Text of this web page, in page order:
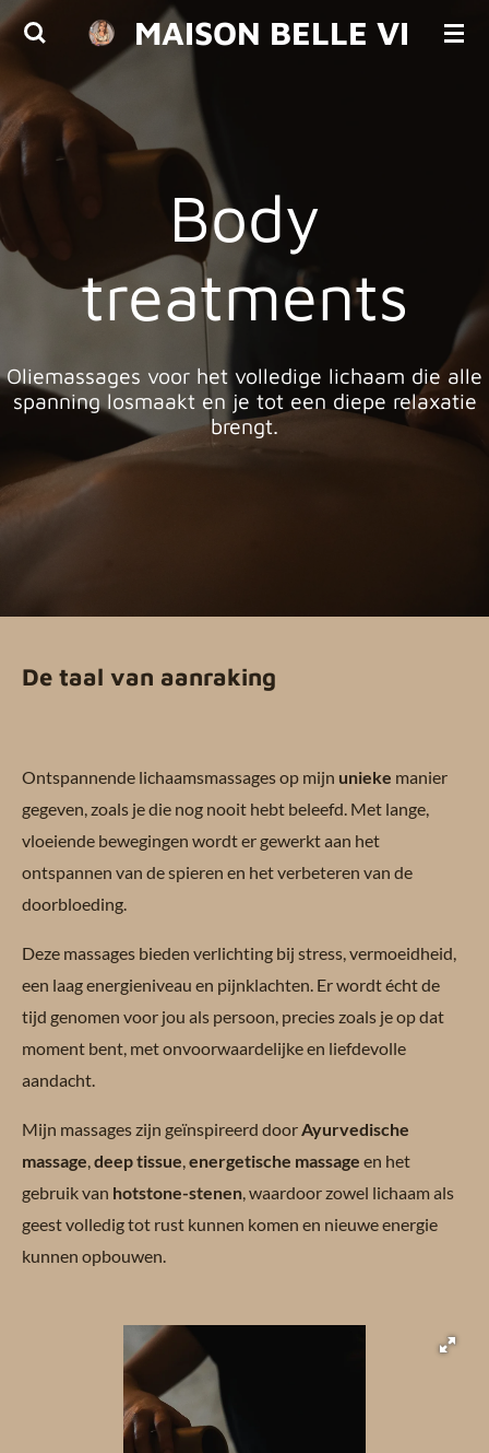
Ga
de
hoofdinhoud
MAISON BELLE VI
Body
treatments
Oliemassages voor het volledige lichaam die alle
spanning losmaakt en je tot een diepe relaxatie
brengt.
De taal van aanraking
Ontspannende lichaamsmassages op mijn unieke manier
gegeven, zoals je die nog nooit hebt beleefd. Met lange,
vloeiende bewegingen wordt er gewerkt aan het
ontspannen van de spieren en het verbeteren van de
doorbloeding.
Deze massages bieden verlichting bij stress, vermoeidheid,
een laag energieniveau en pijnklachten. Er wordt écht de
tijd genomen voor jou als persoon, precies zoals je op dat
moment bent, met onvoorwaardelijke en liefdevolle
aandacht.
Mijn massages zijn geïnspireerd doorAyurvedische
massage,deep tissue,energetische massage en het
gebruik van hotstone-stenen, waardoor zowel lichaam als
geest volledig tot rust kunnen komen en nieuwe energie
kunnen opbouwen.